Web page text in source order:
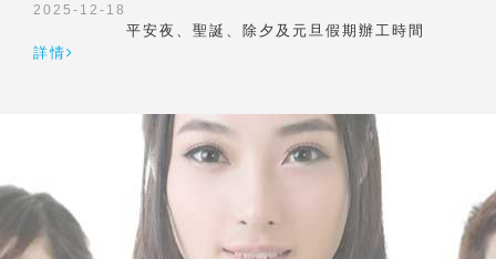
2025-12-18
平安夜、聖誕、除夕及元旦假期辦工時間
詳情